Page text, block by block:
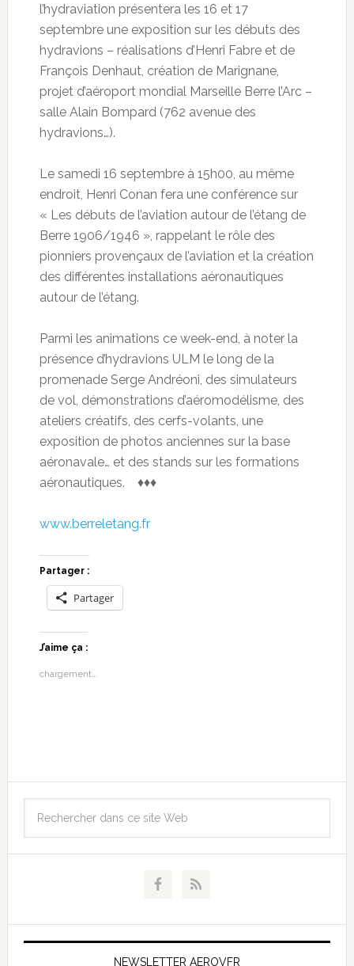
l’hydraviation présentera les 16 et 17
septembre une exposition sur les débuts des
hydravions – réalisations d’Henri Fabre et de
François Denhaut, création de Marignane,
projet d’aéroport mondial Marseille Berre l’Arc –
salle Alain Bompard (762 avenue des
hydravions…).
Le samedi 16 septembre à 15h00, au même
endroit, Henri Conan fera une conférence sur
« Les débuts de l’aviation autour de l’étang de
Berre 1906/1946 », rappelant le rôle des
pionniers provençaux de l’aviation et la création
des différentes installations aéronautiques
autour de l’étang.
Parmi les animations ce week-end, à noter la
présence d’hydravions ULM le long de la
promenade Serge Andréoni, des simulateurs
de vol, démonstrations d’aéromodélisme, des
ateliers créatifs, des cerfs-volants, une
exposition de photos anciennes sur la base
aéronavale… et des stands sur les formations
aéronautiques. ♦♦♦
www.berreletang.fr
Partager :
Partager
J’aime ça :
chargement…
NEWSLETTER AEROVFR